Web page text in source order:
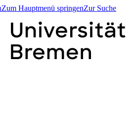
Zum Hauptmenü springenZur Suche